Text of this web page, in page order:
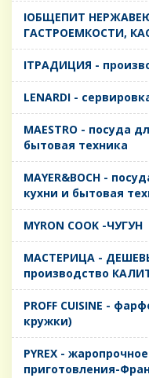
IОБЩЕПИТ
ГАСТРОЕМКОСТИ,
IТРАДИЦИЯ -
LENARDI -
MAESTRO - посуда
бытовая техника
MAYER&BOCH -
кухни и бытовая
MYRON COOK -ЧУГУН
MАСТЕРИЦА -
производство
PROFF CUISINE -
кружки)
PYREX -
приготовления-